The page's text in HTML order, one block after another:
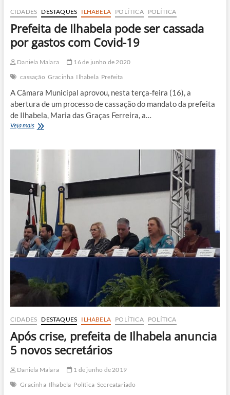
CIDADES DESTAQUES ILHABELA POLÍTICA POLÍTICA
Prefeita de Ilhabela pode ser cassada
por gastos com Covid-19
Daniela Malara
16 de junho de 2020
cassação Gracinha Ilhabela Prefeita
A Câmara Municipal aprovou, nesta terça-feira (16), a
abertura de um processo de cassação do mandato da prefeita
de Ilhabela, Maria das Graças Ferreira, a…
Veja maisPrefeita
pode
ser
cassada
gastos
com
Covid-
19
CIDADES DESTAQUES ILHABELA POLÍTICA POLÍTICA
Após crise, prefeita de Ilhabela anuncia
5 novos secretários
Daniela Malara
1 de junho de 2019
Gracinha Ilhabela Política Secreatariado